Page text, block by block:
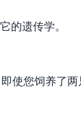
的遗传学。
使您饲养了